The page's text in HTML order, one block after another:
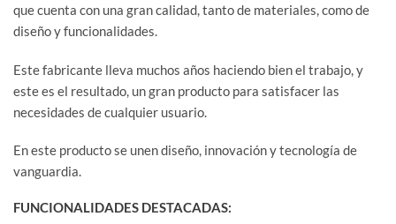
que cuenta con una gran calidad, tanto de materiales, como de
diseño y funcionalidades.
Este fabricante lleva muchos años haciendo bien el trabajo, y
este es el resultado, un gran producto para satisfacer las
necesidades de cualquier usuario.
En este producto se unen diseño, innovación y tecnología de
vanguardia.
FUNCIONALIDADES DESTACADAS: